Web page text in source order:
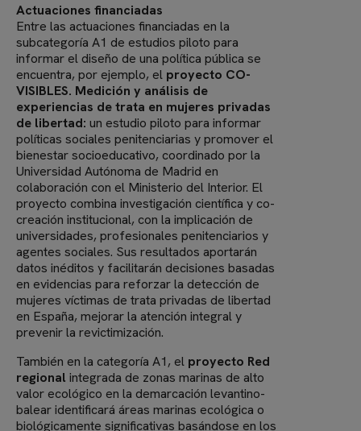
Actuaciones financiadas
Entre las actuaciones financiadas en la
subcategoría A1 de estudios piloto para
informar el diseño de una política pública se
encuentra, por ejemplo, el proyecto CO-
VISIBLES. Medición y análisis de
experiencias de trata en mujeres privadas
de libertad: un estudio piloto para informar
políticas sociales penitenciarias y promover el
bienestar socioeducativo, coordinado por la
Universidad Autónoma de Madrid en
colaboración con el Ministerio del Interior. El
proyecto combina investigación científica y co-
creación institucional, con la implicación de
universidades, profesionales penitenciarios y
agentes sociales. Sus resultados aportarán
datos inéditos y facilitarán decisiones basadas
en evidencias para reforzar la detección de
mujeres víctimas de trata privadas de libertad
en España, mejorar la atención integral y
prevenir la revictimización.
También en la categoría A1, el proyecto Red
regional integrada de zonas marinas de alto
valor ecológico en la demarcación levantino-
balear identificará áreas marinas ecológica o
biológicamente significativas basándose en los